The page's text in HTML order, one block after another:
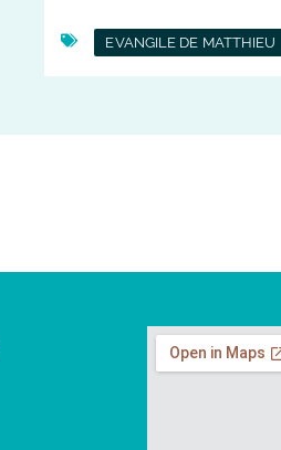
EVANGILE DE MATTHIEU